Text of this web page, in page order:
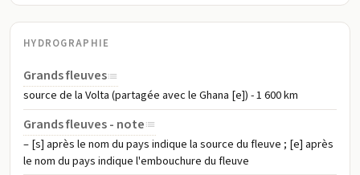
HYDROGRAPHIE
Grands fleuves
source de la Volta (partagée avec le Ghana [e]) - 1 600 km
Grands fleuves - note
– [s] après le nom du pays indique la source du fleuve ; [e] après
le nom du pays indique l'embouchure du fleuve